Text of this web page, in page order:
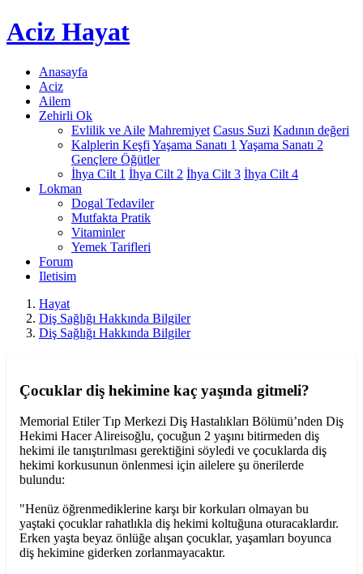
Aciz Hayat
Anasayfa
Aciz
Ailem
Zehirli Ok
Evlilik ve Aile Mahremiyet Casus Suzi Kadının değeri
Kalplerin Keşfi Yaşama Sanatı 1 Yaşama Sanatı 2
Gençlere Öğütler
İhya Cilt 1 İhya Cilt 2 İhya Cilt 3 İhya Cilt 4
Lokman
Dogal Tedaviler
Mutfakta Pratik
Vitaminler
Yemek Tarifleri
Forum
Iletisim
Hayat
Diş Sağlığı Hakkında Bilgiler
Diş Sağlığı Hakkında Bilgiler
Çocuklar diş hekimine kaç yaşında gitmeli?
Memorial Etiler Tıp Merkezi Diş Hastalıkları Bölümü’nden Diş
Hekimi Hacer Alireisoğlu, çocuğun 2 yaşını bitirmeden diş
hekimi ile tanıştırılması gerektiğini söyledi ve çocuklarda diş
hekimi korkusunun önlenmesi için ailelere şu önerilerde
bulundu:
"Henüz öğrenmediklerine karşı bir korkuları olmayan bu
yaştaki çocuklar rahatlıkla diş hekimi koltuğuna oturacaklardır.
Erken yaşta beyaz önlüğe alışan çocuklar, yaşamları boyunca
diş hekimine giderken zorlanmayacaktır.